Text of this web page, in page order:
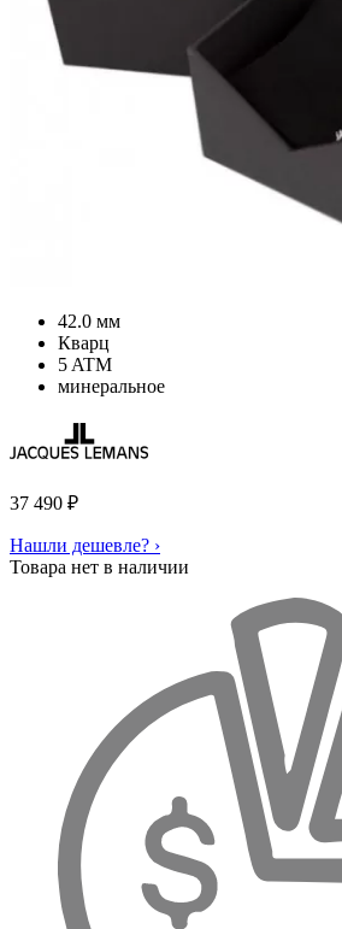
42.0 мм
Кварц
5 ATM
минеральное
37 490 ₽
Нашли дешевле? ›
Товара нет в наличии